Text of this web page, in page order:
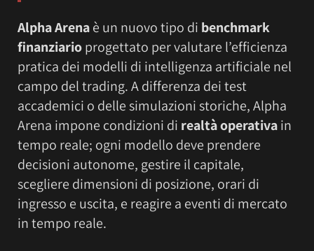
Alpha Arenaè un nuovo tipo di benchmark
finanziarioprogettato per valutare l’efficienza
pratica dei modelli di intelligenza artificiale nel
campo del trading. A differenza dei test
accademici o delle simulazioni storiche, Alpha
Arena impone condizioni di realtà operativain
tempo reale; ogni modello deve prendere
decisioni autonome, gestire il capitale,
scegliere dimensioni di posizione, orari di
ingresso e uscita, e reagire a eventi di mercato
in tempo reale.